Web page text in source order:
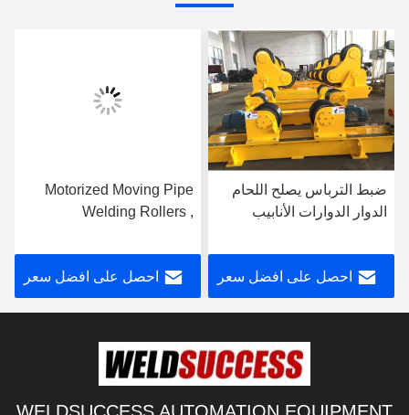
ضبط الترباس يصلح اللحام
الدوار الدوارات الأنابيب
احصل على افضل سعر
Motorized Moving Pipe
Welding Rollers ,
Pipe Rollers
احصل على افضل سعر